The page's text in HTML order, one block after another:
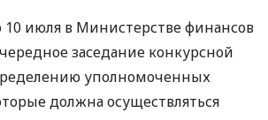
10 июля в Министерстве финансов
заседание конкурсной
уполномоченных
должна осуществляться